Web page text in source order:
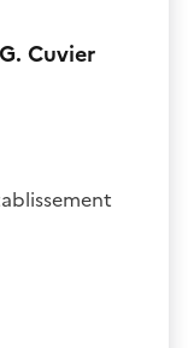
Cuvier